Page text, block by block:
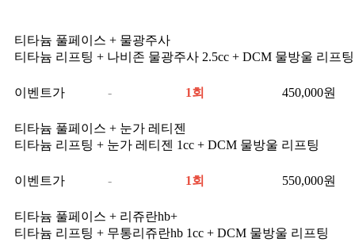
티타늄 풀페이스 + 물광주사
티타늄 리프팅 + 나비존 물광주사 2.5cc + DCM 물방울 리프팅
이벤트가 - 1회 450,000원
티타늄 풀페이스 + 눈가 레티젠
티타늄 리프팅 + 눈가 레티젠 1cc + DCM 물방울 리프팅
이벤트가 - 1회 550,000원
티타늄 풀페이스 + 리쥬란hb+
티타늄 리프팅 + 무통리쥬란hb 1cc + DCM 물방울 리프팅